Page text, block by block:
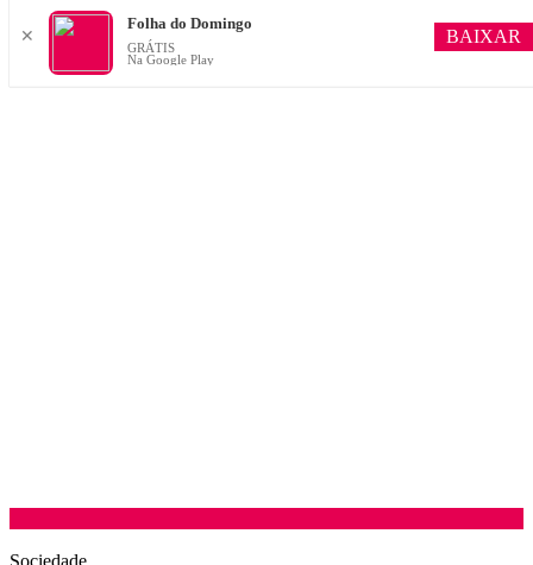
Sociedade
✕
Folha do Domingo
GRÁTIS
Na Google Play
BAIXAR